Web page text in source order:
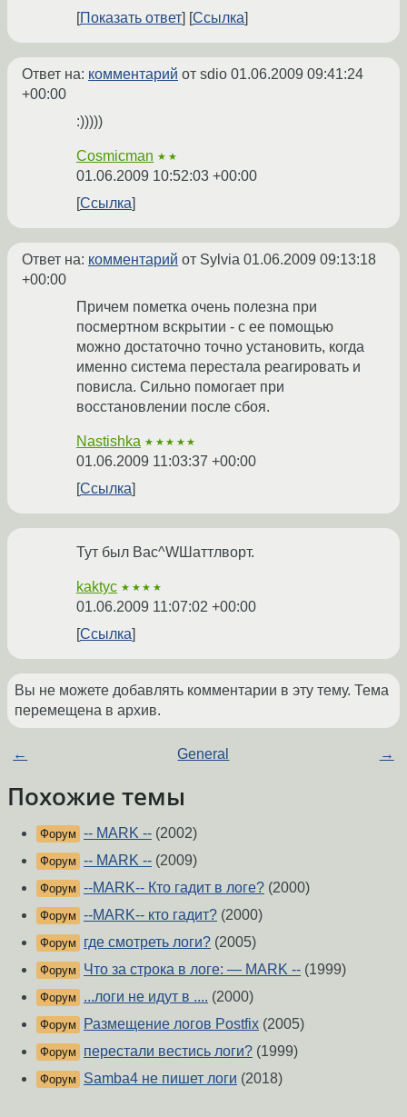
Показать ответ
Ссылка
Ответ на: комментарий от sdio 01.06.2009 09:41:24
+00:00
:)))))
Cosmicman ★★
01.06.2009 10:52:03 +00:00
Ссылка
Ответ на: комментарий от Sylvia 01.06.2009 09:13:18
+00:00
Причем пометка очень полезна при
посмертном вскрытии - с ее помощью
можно достаточно точно установить, когда
именно система перестала реагировать и
повисла. Сильно помогает при
восстановлении после сбоя.
Nastishka ★★★★★
01.06.2009 11:03:37 +00:00
Ссылка
Тут был Вас^WШаттлворт.
kaktyc ★★★★
01.06.2009 11:07:02 +00:00
Ссылка
Вы не можете добавлять комментарии в эту тему. Тема
перемещена в архив.
← General →
Похожие темы
Форум -- MARK -- (2002)
Форум -- MARK -- (2009)
Форум --MARK-- Кто гадит в логе? (2000)
Форум --MARK-- кто гадит? (2000)
Форум где смотреть логи? (2005)
Форум Что за строка в логе: — MARK -- (1999)
Форум ...логи не идут в .... (2000)
Форум Размещение логов Postfix (2005)
Форум перестали вестись логи? (1999)
Форум Samba4 не пишет логи (2018)